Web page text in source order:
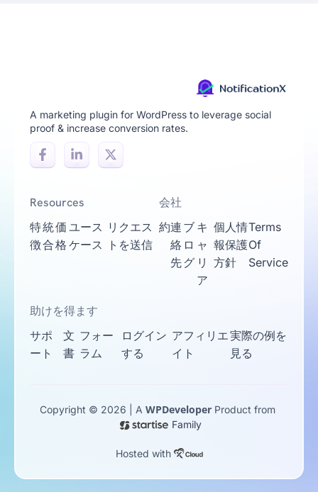
A marketing plugin for WordPress to leverage social
proof & increase conversion rates.
Resources
特
徴
統
合
価
格
ユース
ケース
リクエス
トを送信
会社
約連
絡
先
ブ
ロ
グ
キ
ャ
リ
ア
個人情
報保護
方針
Terms
Of
Service
助けを得ます
サポ
ート
文
書
フォー
ラム
ログイン
する
アフィリエ
イト
実際の例を
見る
Copyright © 2026 | A WPDeveloper Product from
Family
Hosted with